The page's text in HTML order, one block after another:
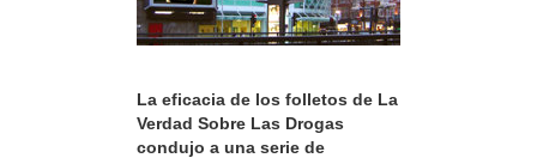
La eficacia de los folletos de La
Verdad Sobre Las Drogas
condujo a una serie de